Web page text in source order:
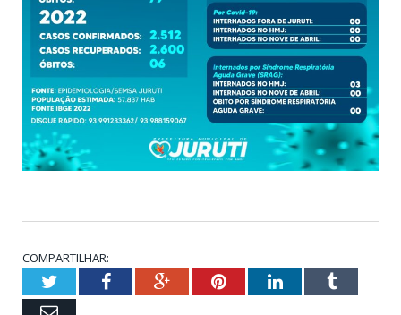
COMPARTILHAR:
TwitterFacebookGoogle+PinterestLinkedInTumblr